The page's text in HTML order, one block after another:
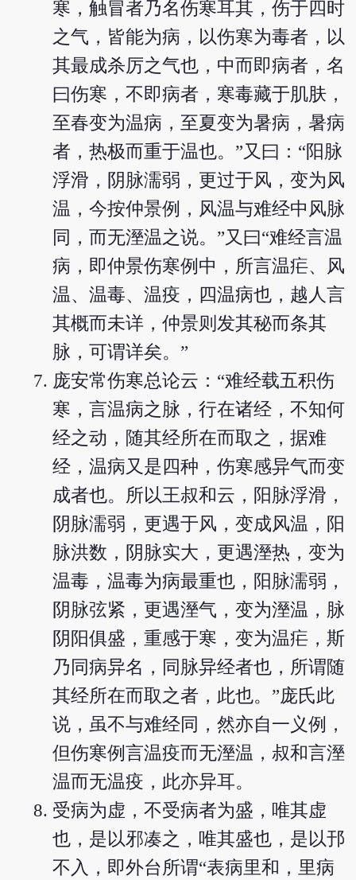
寒，触冒者乃名伤寒耳其，伤于四时
之气，皆能为病，以伤寒为毒者，以
其最成杀厉之气也，中而即病者，名
曰伤寒，不即病者，寒毒藏于肌肤，
至春变为温病，至夏变为暑病，暑病
者，热极而重于温也。”又曰：“阳脉
浮滑，阴脉濡弱，更过于风，变为风
温，今按仲景例，风温与难经中风脉
同，而无溼温之说。”又曰“难经言温
病，即仲景伤寒例中，所言温疟、风
温、温毒、温疫，四温病也，越人言
其概而未详，仲景则发其秘而条其
脉，可谓详矣。”
庞安常伤寒总论云：“难经载五积伤
寒，言温病之脉，行在诸经，不知何
经之动，随其经所在而取之，据难
经，温病又是四种，伤寒感异气而变
成者也。所以王叔和云，阳脉浮滑，
阴脉濡弱，更遇于风，变成风温，阳
脉洪数，阴脉实大，更遇溼热，变为
温毒，温毒为病最重也，阳脉濡弱，
阴脉弦紧，更遇溼气，变为溼温，脉
阴阳俱盛，重感于寒，变为温疟，斯
乃同病异名，同脉异经者也，所谓随
其经所在而取之者，此也。”庞氏此
说，虽不与难经同，然亦自一义例，
但伤寒例言温疫而无溼温，叔和言溼
温而无温疫，此亦异耳。
受病为虚，不受病者为盛，唯其虚
也，是以邪凑之，唯其盛也，是以邘
不入，即外台所谓“表病里和，里病